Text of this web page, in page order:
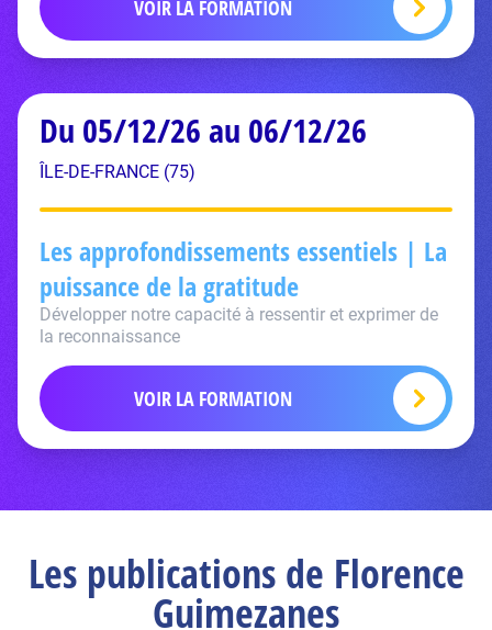
VOIR LA FORMATION
Du 05/12/26 au 06/12/26
ÎLE-DE-FRANCE (75)
Les approfondissements essentiels | La
puissance de la gratitude
Développer notre capacité à ressentir et exprimer de
la reconnaissance
VOIR LA FORMATION
Les publications de Florence
Guimezanes